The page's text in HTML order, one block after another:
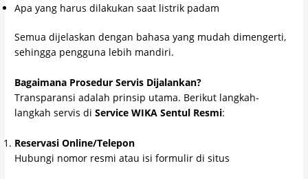
Apa yang harus dilakukan saat listrik padam
Semua dijelaskan dengan bahasa yang mudah dimengerti,
sehingga pengguna lebih mandiri.
Bagaimana Prosedur Servis Dijalankan?
Transparansi adalah prinsip utama. Berikut langkah-
langkah servis diService WIKA Sentul Resmi:
Reservasi Online/Telepon
Hubungi nomor resmi atau isi formulir di situs